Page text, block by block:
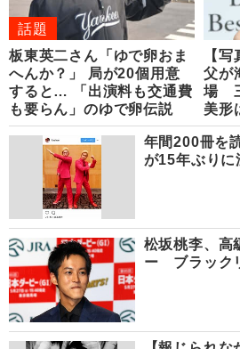
話題
板東英二さん「ゆで卵おま
へんか？」 局が20個用意
すると… 「出演料も交通費
も要らん」のゆで卵伝説
【
父が
場
美形
年間200冊を
が15年ぶり
松坂桃李、高
ー ブラック